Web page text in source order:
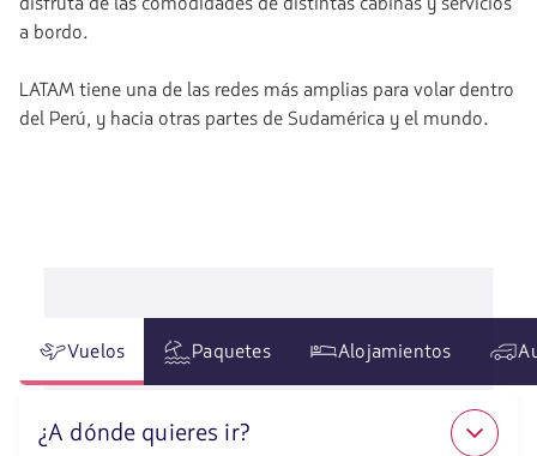
a bordo.
LATAM tiene una de las redes más amplias para volar dentro
del Perú, y hacia otras partes de Sudamérica y el mundo.
Vuelos Paquetes Alojamientos
¿A dónde quieres ir?